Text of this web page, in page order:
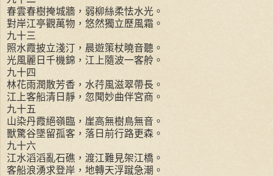
春雲春樹掩城牆，弱柳絲柔怯水光。
對岸江亭觀萬物，悠然獨立歷風霜。
九十三
照水霞披立淺汀，晨遊策杖曉音聽。
光風麗日千機錦，江上隨波一客舲。
九十四
林花雨潤散芳香，水荇風滋翠帶長。
江上客船清日靜，忽聞妙曲伴宮商。
九十五
山染丹霞絕嶺臨，崖高無樹鳥無音。
獸驚谷墜留孤客，落日前行路更森。
九十六
江水滔滔亂石礁，渡江難見架江橋。
客船浪湧求登岸，地轉天浮蹴急潮。